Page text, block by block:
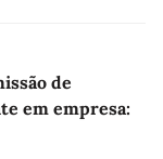
de
em empresa: